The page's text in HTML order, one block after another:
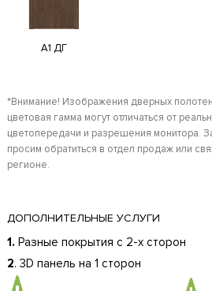
A1 ДГ
*Внимание! Изображения дверных
цветовая гамма могут отличаться от
цветопередачи и разрешения монитора.
просим обратиться в отдел продаж или
регионе.
ДОПОЛНИТЕЛЬНЫЕ УСЛУГИ
1. Разные покрытия с 2-х сторон
2. 3D панель на 1 сторон